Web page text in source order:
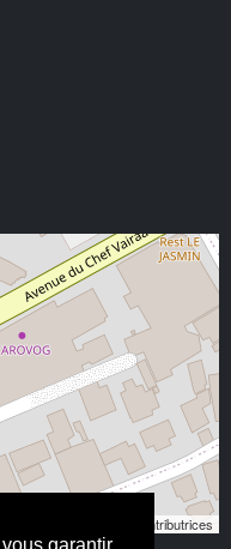
contributeurs/contributrices